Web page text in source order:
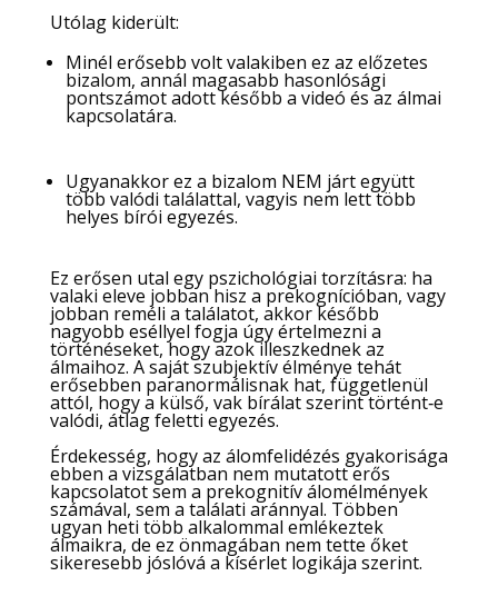
Utólag kiderült:
Minél erősebb volt valakiben ez az előzetes
bizalom, annál magasabb hasonlósági
pontszámot adott később a videó és az álmai
kapcsolatára.
Ugyanakkor ez a bizalom NEM járt együtt
több valódi találattal, vagyis nem lett több
helyes bírói egyezés.
Ez erősen utal egy pszichológiai torzításra: ha
valaki eleve jobban hisz a prekognícióban, vagy
jobban reméli a találatot, akkor később
nagyobb eséllyel fogja úgy értelmezni a
történéseket, hogy azok illeszkednek az
álmaihoz. A saját szubjektív élménye tehát
erősebben paranormálisnak hat, függetlenül
attól, hogy a külső, vak bírálat szerint történt‑e
valódi, átlag feletti egyezés.
Érdekesség, hogy az álomfelidézés gyakorisága
ebben a vizsgálatban nem mutatott erős
kapcsolatot sem a prekognitív álomélmények
számával, sem a találati aránnyal. Többen
ugyan heti több alkalommal emlékeztek
álmaikra, de ez önmagában nem tette őket
sikeresebb jóslóvá a kísérlet logikája szerint.